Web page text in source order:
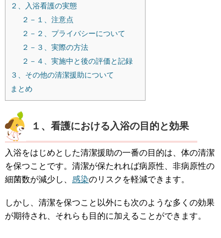
２、入浴看護の実態
２－１、注意点
２－２、プライバシーについて
２－３、実際の方法
２－４、実施中と後の評価と記録
３、その他の清潔援助について
まとめ
１、看護における入浴の目的と効果
入浴をはじめとした清潔援助の一番の目的は、体の清潔
を保つことです。清潔が保たれれば病原性、非病原性の
細菌数が減少し、 感染のリスクを軽減できます。
しかし、清潔を保つこと以外にも次のような多くの効果
が期待され、それらも目的に加えることができます。